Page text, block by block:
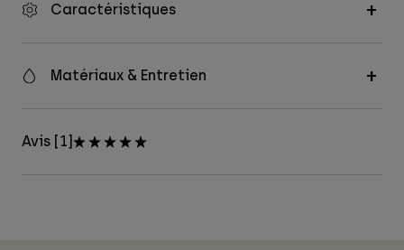
Caractéristiques
Matériaux & Entretien
Avis [1]